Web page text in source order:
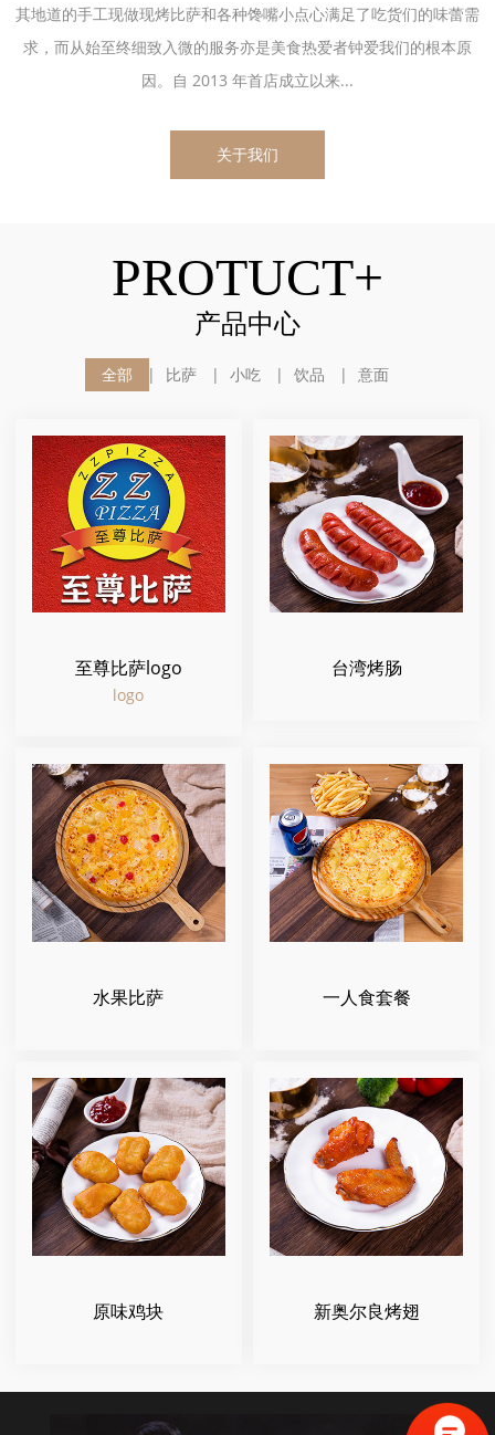
其地道的手工现做现烤比萨和各种馋嘴小点心满足了吃货们的味蕾需
求，而从始至终细致入微的服务亦是美食热爱者钟爱我们的根本原
因。自 2013 年首店成立以来...
关于我们
PROTUCT+
产品中心
全部 比萨 小吃 饮品 意面
至尊比萨logo
logo
台湾烤肠
水果比萨 一人食套餐
原味鸡块 新奥尔良烤翅